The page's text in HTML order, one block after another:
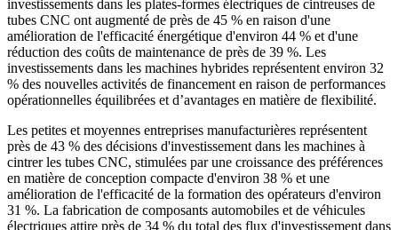
investissements dans les plates-formes électriques de cintreuses de
tubes CNC ont augmenté de près de 45 % en raison d'une
amélioration de l'efficacité énergétique d'environ 44 % et d'une
réduction des coûts de maintenance de près de 39 %. Les
investissements dans les machines hybrides représentent environ 32
% des nouvelles activités de financement en raison de performances
opérationnelles équilibrées et d’avantages en matière de flexibilité.
Les petites et moyennes entreprises manufacturières représentent
près de 43 % des décisions d'investissement dans les machines à
cintrer les tubes CNC, stimulées par une croissance des préférences
en matière de conception compacte d'environ 38 % et une
amélioration de l'efficacité de la formation des opérateurs d'environ
31 %. La fabrication de composants automobiles et de véhicules
électriques attire près de 34 % du total des flux d'investissement dans